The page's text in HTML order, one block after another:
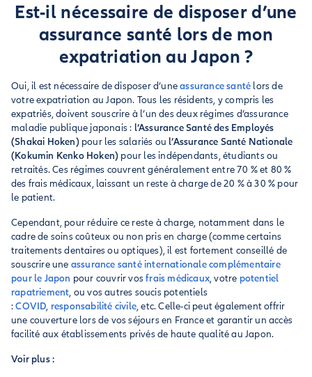
Est-il nécessaire de disposer d’une
assurance santé lors de mon
expatriation au Japon ?
Oui, il est nécessaire de disposer d’uneassurance santé lors de
votre expatriation au Japon. Tous les résidents, y compris les
expatriés, doivent souscrire à l’un des deux régimes d’assurance
maladie publique japonais : l’Assurance Santé des Employés
(Shakai Hoken)pour les salariés ou l’Assurance Santé Nationale
(Kokumin Kenko Hoken) pour les indépendants, étudiants ou
retraités. Ces régimes couvrent généralement entre 70 % et 80 %
des frais médicaux, laissant un reste à charge de 20 % à 30 % pour
le patient.
Cependant, pour réduire ce reste à charge, notamment dans le
cadre de soins coûteux ou non pris en charge (comme certains
traitements dentaires ou optiques), il est fortement conseillé de
souscrire une assurance santé internationale complémentaire
pour le Japon pour couvrir vosfrais médicaux, votre potentiel
rapatriement, ou vos autres soucis potentiels
:COVID, responsabilité civile, etc. Celle-ci peut également offrir
une couverture lors de vos séjours en France et garantir un accès
facilité aux établissements privés de haute qualité au Japon.
Voir plus :